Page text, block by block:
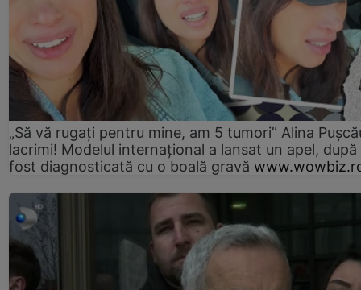
„Să vă rugați pentru mine, am 5 tumori” Alina
lacrimi! Modelul internațional a lansat un apel, după
fost diagnosticată cu o boală gravă